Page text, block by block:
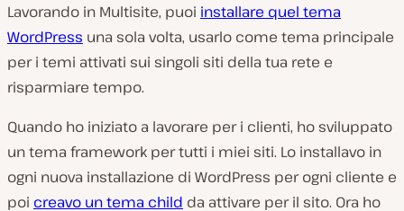
Lavorando in Multisite, puoi installare quel tema
WordPress una sola volta, usarlo come tema principale
per i temi attivati sui singoli siti della tua rete e
risparmiare tempo.
Quando ho iniziato a lavorare per i clienti, ho sviluppato
un tema framework per tutti i miei siti. Lo installavo in
ogni nuova installazione di WordPress per ogni cliente e
poi creavo un tema child da attivare per il sito. Ora ho